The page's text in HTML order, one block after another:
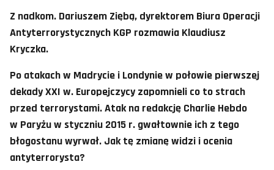
Z nadkom. Dariuszem Ziębą, dyrektorem Biura Operacji
Antyterrorystycznych KGP rozmawia Klaudiusz
Kryczka.
Po atakach w Madrycie i Londynie w połowie pierwszej
dekady XXI w. Europejczycy zapomnieli co to strach
przed terrorystami. Atak na redakcję Charlie Hebdo
w Paryżu w styczniu 2015 r. gwałtownie ich z tego
błogostanu wyrwał. Jak tę zmianę widzi i ocenia
antyterrorysta?